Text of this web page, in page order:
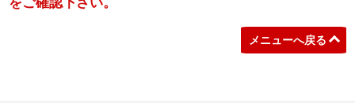
メニューへ戻る